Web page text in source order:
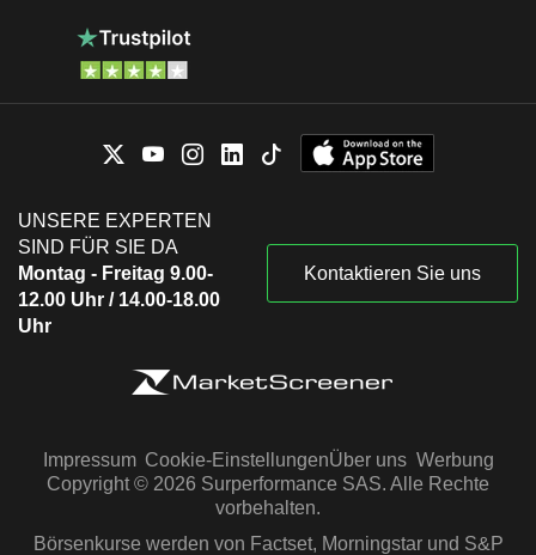
UNSERE EXPERTEN
SIND FÜR SIE DA
Montag - Freitag 9.00-
12.00 Uhr / 14.00-18.00
Uhr
Kontaktieren Sie uns
Impressum Cookie-EinstellungenÜber uns Werbung
Copyright © 2026 Surperformance SAS. Alle Rechte
vorbehalten.
Börsenkurse werden von Factset, Morningstar und S&P